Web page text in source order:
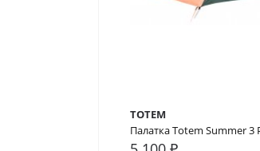
TOTEM
Палатка Totem Summer 3